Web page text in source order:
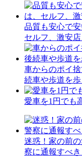
品質も安心で
セルフ、激安
車からのポイ
続車や歩道を
愛車を1円でも
迷惑！家の前
察に通報すべき